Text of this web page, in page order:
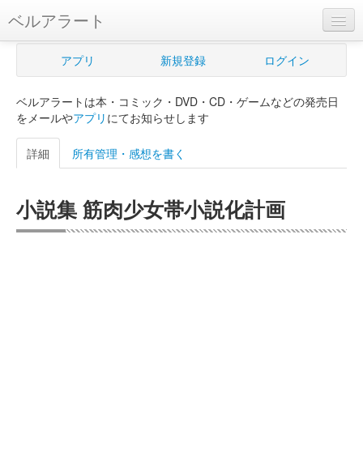
ベルアラート
ベルアラートとは
新規登録
ログイン
購入管理
アプリ 新規登録 ログイン
ベルアラートは本・コミック・DVD・CD・ゲームなどの発売日
をメールやアプリ にてお知らせします
詳細 所有管理・感想を書く
小説集 筋肉少女帯小説化計画